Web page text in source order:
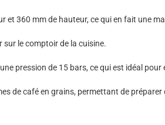
360 mm de hauteur, ce qui en fait une
sur le comptoir de la cuisine.
pression de 15 bars, ce qui est idéal
de café en grains, permettant de